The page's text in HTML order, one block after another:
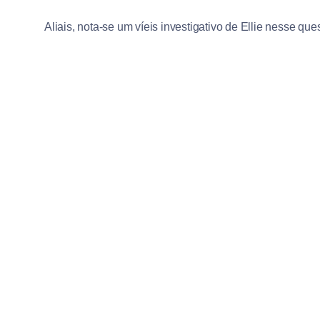
Aliais, nota-se um víeis investigativo de Ellie nesse